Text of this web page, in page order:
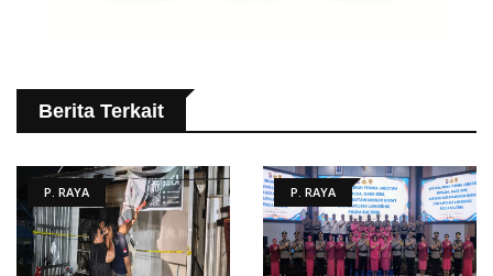
Berita Terkait
P. RAYA P. RAYA